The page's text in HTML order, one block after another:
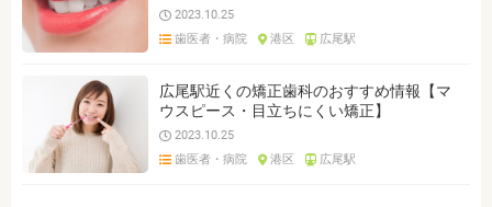
2023.10.25
歯医者・病院
港区 広尾駅
広尾駅近くの矯正歯科のおすすめ情報【マ
ウスピース・目立ちにくい矯正】
2023.10.25
歯医者・病院
港区 広尾駅